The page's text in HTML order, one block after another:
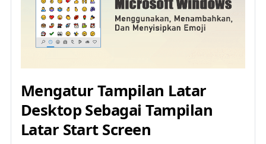
Mengatur Tampilan Latar
Desktop Sebagai Tampilan
Latar Start Screen